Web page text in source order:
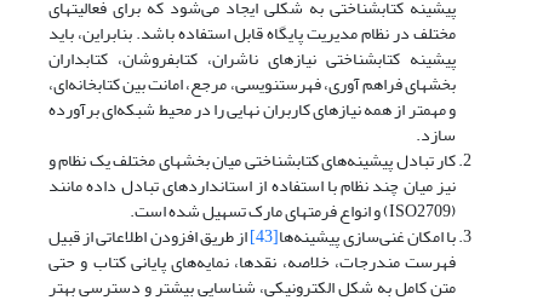
پیشینه کتابشناختی به شکلی ایجاد می‌شود که برای فعالیتهای
مختلف در نظام مدیریت پایگاه قابل استفاده باشد. بنابراین، باید
پیشینه کتابشناختی نیازهای ناشران، کتابفروشان، کتابداران
بخشهای فراهم آوری، فهرستنویسی، مرجع، امانت بین کتابخانه‌ای،
و مهمتر از همه نیازهای کاربران نهایی را در محیط شبکه‌ای برآورده
سازد.
کار تبادل پیشینه‌های کتابشناختی میان بخشهای مختلف یک نظام و
نیز میان چند نظام با استفاده از استانداردهای تبادل داده مانند
(ISO2709) و انواع فرمتهای مارک تسهیل شده است.
با امکان غنی‌سازی پیشینه‌ها[43] از طریق افزودن اطلاعاتی از قبیل
فهرست مندرجات، خلاصه، نقدها، نمایه‌های پایانی کتاب و حتی
متن کامل به شکل الکترونیکی، شناسایی بیشتر و دسترسی بهتر